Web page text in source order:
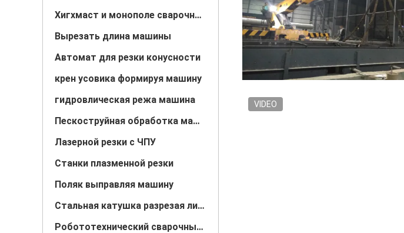
Хигхмаст и монополе сварочный аппарат шва
Вырезать длина машины
Автомат для резки конусности
крен усовика формируя машину
гидровлическая режа машина
Пескоструйная обработка машины
Лазерной резки с ЧПУ
Станки плазменной резки
Поляк выправляя машину
Стальная катушка разрезая линию
Робототехнический сварочный аппарат
VIDEO